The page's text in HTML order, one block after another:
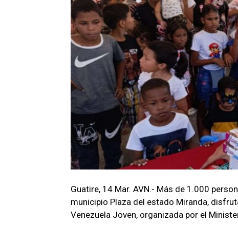
Guatire, 14 Mar. AVN.- Más de 1.000
municipio Plaza del estado Miranda,
Venezuela Joven, organizada por el